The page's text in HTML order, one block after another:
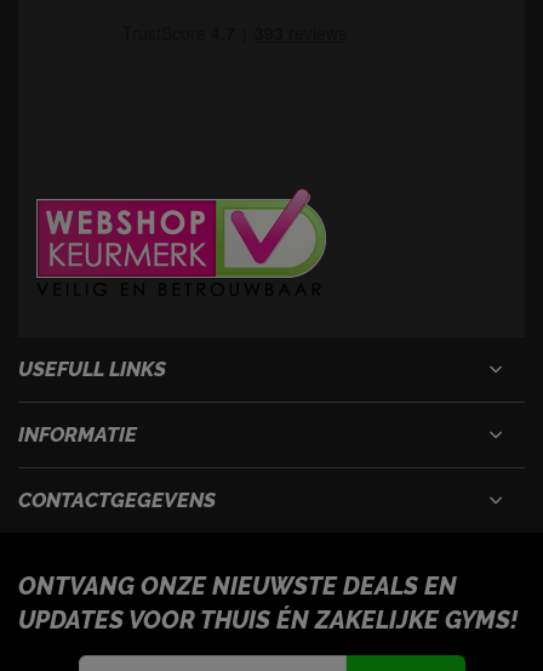
USEFULL LINKS
INFORMATIE
CONTACTGEGEVENS
ONTVANG ONZE NIEUWSTE DEALS EN
UPDATES VOOR THUIS ÉN ZAKELIJKE GYMS!